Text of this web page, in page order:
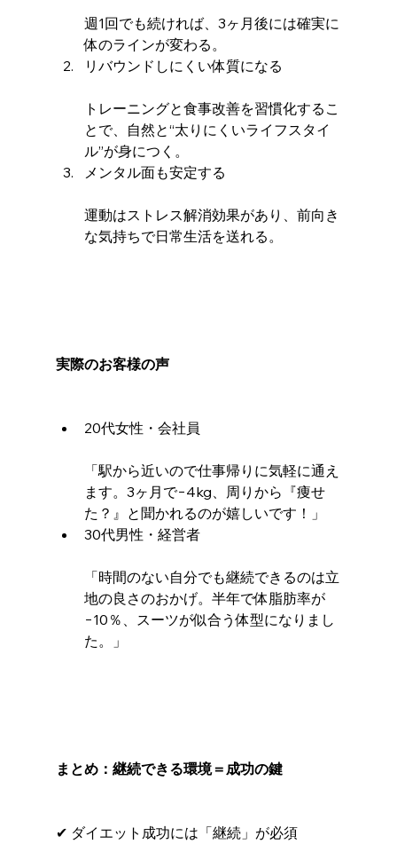
週1回でも続ければ、3ヶ月後には確実に
体のラインが変わる。
リバウンドしにくい体質になる
トレーニングと食事改善を習慣化するこ
とで、自然と“太りにくいライフスタイ
ル”が身につく。
メンタル面も安定する
運動はストレス解消効果があり、前向き
な気持ちで日常生活を送れる。
実際のお客様の声
20代女性・会社員
「駅から近いので仕事帰りに気軽に通え
ます。3ヶ月で−4kg、周りから『痩せ
た？』と聞かれるのが嬉しいです！」
30代男性・経営者
「時間のない自分でも継続できるのは立
地の良さのおかげ。半年で体脂肪率が
−10％、スーツが似合う体型になりまし
た。」
まとめ：継続できる環境＝成功の鍵
✔ ダイエット成功には「継続」が必須